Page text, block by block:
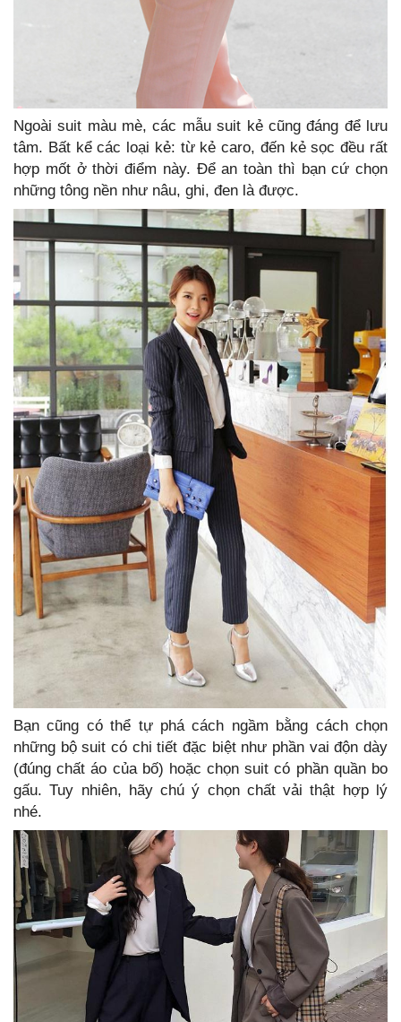
Ngoài suit màu mè, các mẫu suit kẻ cũng đáng để lưu
tâm. Bất kể các loại kẻ: từ kẻ caro, đến kẻ sọc đều rất
hợp mốt ở thời điểm này. Để an toàn thì bạn cứ chọn
những tông nền như nâu, ghi, đen là được.
Bạn cũng có thể tự phá cách ngầm bằng cách chọn
những bộ suit có chi tiết đặc biệt như phần vai độn dày
(đúng chất áo của bố) hoặc chọn suit có phần quần bo
gấu. Tuy nhiên, hãy chú ý chọn chất vải thật hợp lý
nhé.